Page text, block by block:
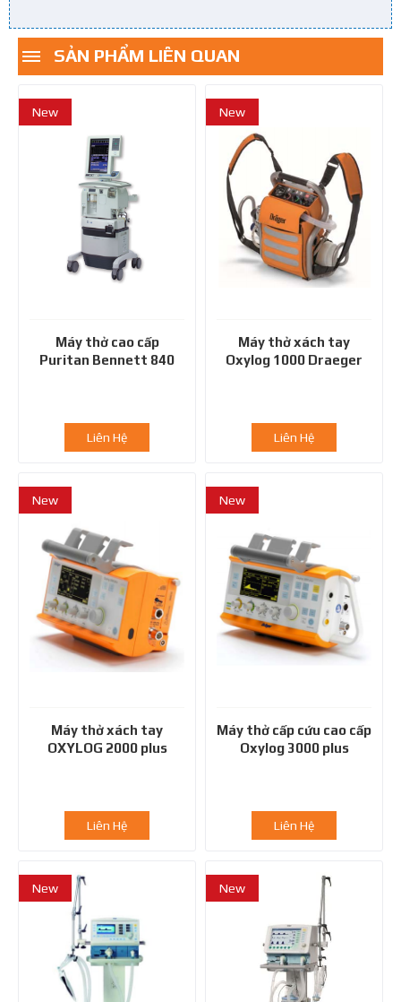
SẢN PHẨM LIÊN QUAN
New
Máy thở cao cấp
Puritan Bennett 840
Liên Hệ
New
Máy thở xách tay
Oxylog 1000 Draeger
Liên Hệ
New
Máy thở xách tay
OXYLOG 2000 plus
Liên Hệ
New
Máy thở cấp cứu cao cấp
Oxylog 3000 plus
Liên Hệ
New New